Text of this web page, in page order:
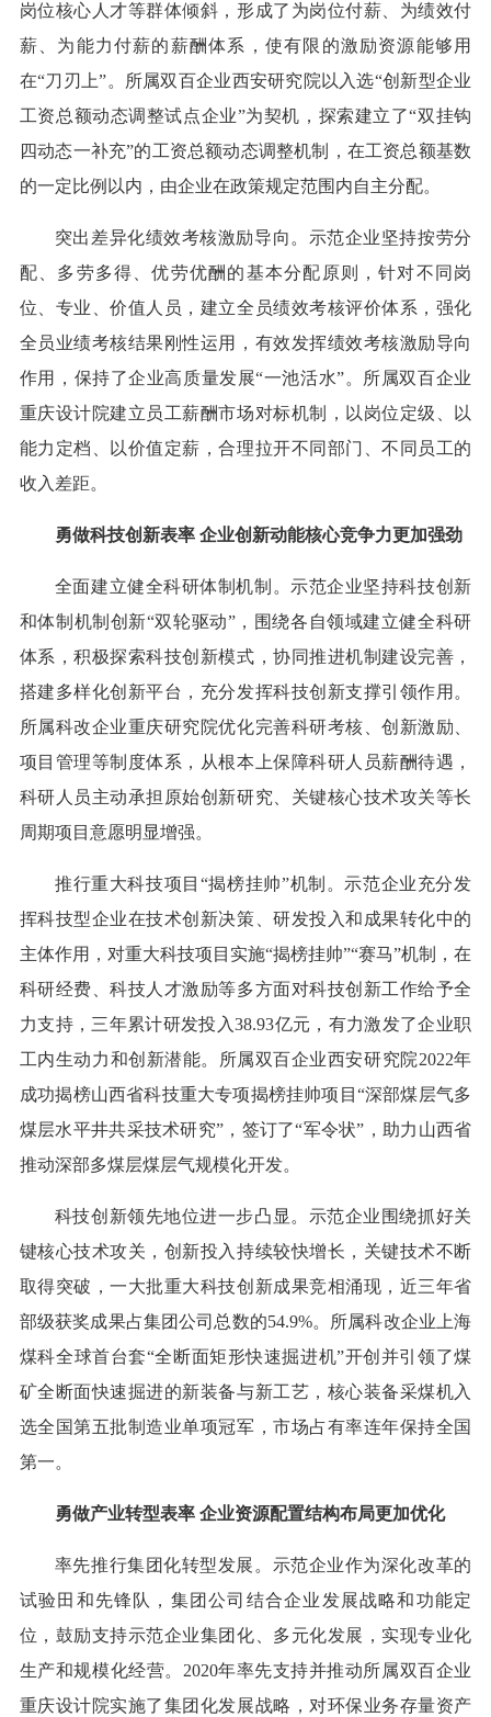
岗位核心人才等群体倾斜，形成了为岗位付薪、为绩效付
薪、为能力付薪的薪酬体系，使有限的激励资源能够用
在“刀刃上”。所属双百企业西安研究院以入选“创新型企业
工资总额动态调整试点企业”为契机，探索建立了“双挂钩
四动态一补充”的工资总额动态调整机制，在工资总额基数
的一定比例以内，由企业在政策规定范围内自主分配。
突出差异化绩效考核激励导向。示范企业坚持按劳分
配、多劳多得、优劳优酬的基本分配原则，针对不同岗
位、专业、价值人员，建立全员绩效考核评价体系，强化
全员业绩考核结果刚性运用，有效发挥绩效考核激励导向
作用，保持了企业高质量发展“一池活水”。所属双百企业
重庆设计院建立员工薪酬市场对标机制，以岗位定级、以
能力定档、以价值定薪，合理拉开不同部门、不同员工的
收入差距。
勇做科技创新表率 企业创新动能核心竞争力更加强劲
全面建立健全科研体制机制。示范企业坚持科技创新
和体制机制创新“双轮驱动”，围绕各自领域建立健全科研
体系，积极探索科技创新模式，协同推进机制建设完善，
搭建多样化创新平台，充分发挥科技创新支撑引领作用。
所属科改企业重庆研究院优化完善科研考核、创新激励、
项目管理等制度体系，从根本上保障科研人员薪酬待遇，
科研人员主动承担原始创新研究、关键核心技术攻关等长
周期项目意愿明显增强。
推行重大科技项目“揭榜挂帅”机制。示范企业充分发
挥科技型企业在技术创新决策、研发投入和成果转化中的
主体作用，对重大科技项目实施“揭榜挂帅”“赛马”机制，在
科研经费、科技人才激励等多方面对科技创新工作给予全
力支持，三年累计研发投入38.93亿元，有力激发了企业职
工内生动力和创新潜能。所属双百企业西安研究院2022年
成功揭榜山西省科技重大专项揭榜挂帅项目“深部煤层气多
煤层水平井共采技术研究”，签订了“军令状”，助力山西省
推动深部多煤层煤层气规模化开发。
科技创新领先地位进一步凸显。示范企业围绕抓好关
键核心技术攻关，创新投入持续较快增长，关键技术不断
取得突破，一大批重大科技创新成果竞相涌现，近三年省
部级获奖成果占集团公司总数的54.9%。所属科改企业上海
煤科全球首台套“全断面矩形快速掘进机”开创并引领了煤
矿全断面快速掘进的新装备与新工艺，核心装备采煤机入
选全国第五批制造业单项冠军，市场占有率连年保持全国
第一。
勇做产业转型表率 企业资源配置结构布局更加优化
率先推行集团化转型发展。示范企业作为深化改革的
试验田和先锋队，集团公司结合企业发展战略和功能定
位，鼓励支持示范企业集团化、多元化发展，实现专业化
生产和规模化经营。2020年率先支持并推动所属双百企业
重庆设计院实施了集团化发展战略，对环保业务存量资产